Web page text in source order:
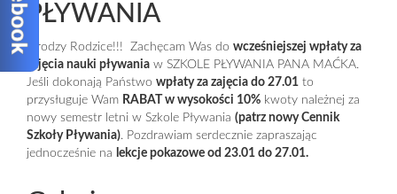
PŁYWANIA
Drodzy Rodzice!!! Zachęcam Was do wcześniejszej wpłaty za
zajęcia nauki pływania w SZKOLE PŁYWANIA PANA MAĆKA.
Jeśli dokonają Państwo wpłaty za zajęcia do 27.01 to
przysługuje Wam RABAT w wysokości 10% kwoty należnej za
nowy semestr letni w Szkole Pływania (patrz nowy Cennik
Szkoły Pływania). Pozdrawiam serdecznie zapraszając
jednocześnie na lekcje pokazowe od 23.01 do 27.01.